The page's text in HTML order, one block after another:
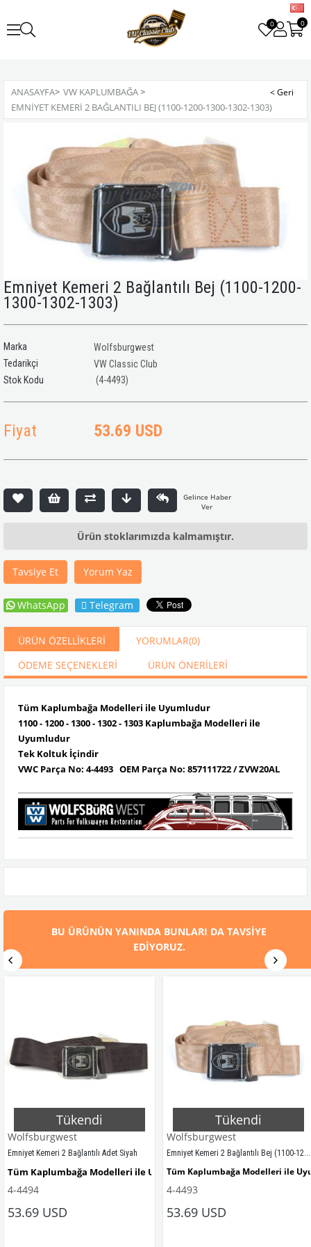
0 0
ANASAYFA> VW KAPLUMBAĞA>
EMNIYET KEMERI 2 BAĞLANTILI BEJ (1100-1200-1300-1302-1303)
Emniyet Kemeri 2 Bağlantılı Bej (1100-1200-
1300-1302-1303)
Marka
Wolfsburgwest
Tedarikçi
VW Classic Club
(4-4493)
Fiyat 53.69 USD
Ürün stoklarımızda kalmamıştır.
Tavsiye Et Yorum Yaz
WhatsApp Telegram
ÜRÜN ÖZELLIKLERI YORUMLAR(0)
ÖDEME SEÇENEKLERI
ÜRÜN ÖNERILERI
Tüm Kaplumbağa Modelleri ile Uyumludur
1100 - 1200 - 1300 - 1302 - 1303 Kaplumbağa Modelleri ile
Uyumludur
Tek Koltuk İçindir
VWC Parça No: 4-4493 OEM Parça No: 857111722 /ZVW20AL
BU ÜRÜNÜN YANINDA BUNLARI DA TAVSIYE
EDIYORUZ.
Tükendi
Wolfsburgwest
Emniyet Kemeri 2 Bağlantılı Adet Siyah
Tüm Kaplumbağa Modelleri ile Uyumludur
4-4494
53.69 USD
Tükendi
Wolfsburgwest
Emniyet Kemeri 2 Bağlantılı Bej (1100-1200-1300-1302-1303)
Tüm Kaplumbağa Modelleri ile
4-4493
53.69 USD